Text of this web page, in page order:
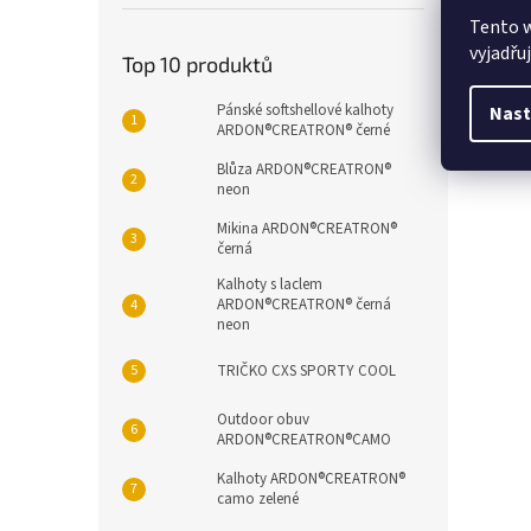
Tento
Top 10 produktů
Pánské softshellové kalhoty
ARDON®CREATRON® černé
Blůza ARDON®CREATRON®
neon
Mikina ARDON®CREATRON®
černá
Kalhoty s laclem
ARDON®CREATRON® černá
neon
TRIČKO CXS SPORTY COOL
Outdoor obuv
ARDON®CREATRON®CAMO
Kalhoty ARDON®CREATRON®
camo zelené
125
155